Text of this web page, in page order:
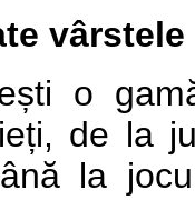
o
de la
la